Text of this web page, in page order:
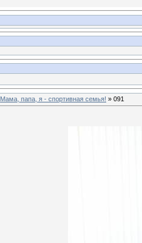
Мама, папа, я - спортивная семья! » 091